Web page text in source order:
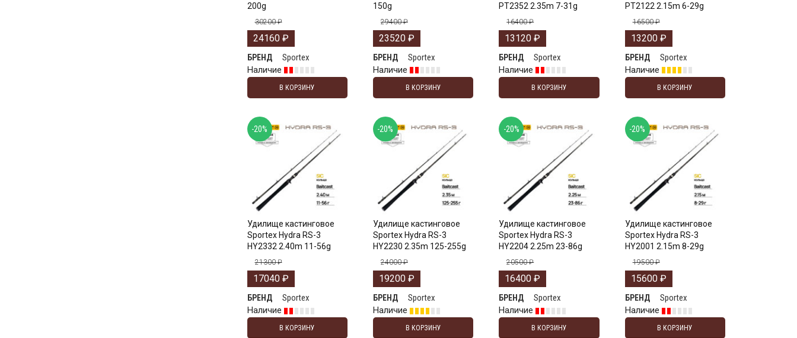
200g
30200₽
24160 ₽
БРЕНД
Sportex
Наличие
В КОРЗИНУ
150g
29400₽
23520 ₽
БРЕНД
Sportex
Наличие
В КОРЗИНУ
PT2352 2.35m 7-31g
16400₽
13120₽
БРЕНД
Sportex
Наличие
В КОРЗИНУ
PT2122 2.15m 6-29g
16500₽
13200 ₽
БРЕНД
Sportex
Наличие
В КОРЗИНУ
Удилище кастинговое
Sportex Hydra RS-3
HY2332 2.40m 11-56g
21300₽
17040 ₽
БРЕНД
Sportex
Наличие
В КОРЗИНУ
-20%
Удилище кастинговое
Sportex Hydra RS-3
HY2230 2.35m 125-255g
24000₽
19200 ₽
БРЕНД
Sportex
Наличие
В КОРЗИНУ
-20%
Удилище кастинговое
Sportex Hydra RS-3
HY2204 2.25m 23-86g
20500₽
16400₽
БРЕНД
Sportex
Наличие
В КОРЗИНУ
-20%
Удилище кастинговое
Sportex Hydra RS-3
HY2001 2.15m 8-29g
19500₽
15600 ₽
БРЕНД
Sportex
Наличие
В КОРЗИНУ
-20%